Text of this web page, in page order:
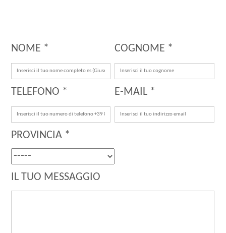
NOME * COGNOME *
TELEFONO * E-MAIL *
PROVINCIA *
IL TUO MESSAGGIO